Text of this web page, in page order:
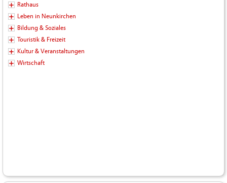
Rathaus
Leben in Neunkirchen
Bildung & Soziales
Touristik & Freizeit
Kultur & Veranstaltungen
Wirtschaft